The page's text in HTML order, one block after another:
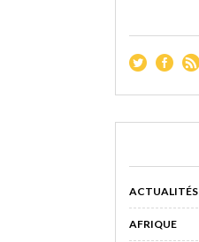
ACTUALITÉS
AFRIQUE